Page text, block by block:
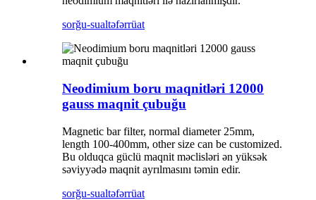
sorğu-sualtəfərrüat
Neodimium boru maqnitləri 12000
gauss maqnit çubuğu
Magnetic bar filter, normal diameter 25mm,
length 100-400mm, other size can be customized.
Bu olduqca güclü maqnit məclisləri ən yüksək
səviyyədə maqnit ayrılmasını təmin edir.
sorğu-sualtəfərrüat